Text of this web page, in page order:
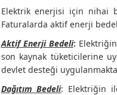
Elektrik enerjisi için nihai
Faturalarda aktif enerji
Aktif Enerji Bedeli:
son kaynak tüketicilerine
devlet desteği
Dağıtım Bedeli: Elektriğin